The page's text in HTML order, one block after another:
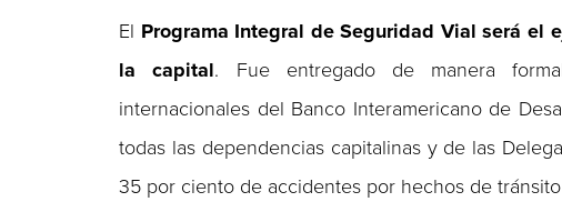
El Programa Integral de Seguridad Vial será el
la capital. Fue entregado de manera
internacionales del Banco Interamericano de
todas las dependencias capitalinas y de las
35 por ciento de accidentes por hechos de tránsito